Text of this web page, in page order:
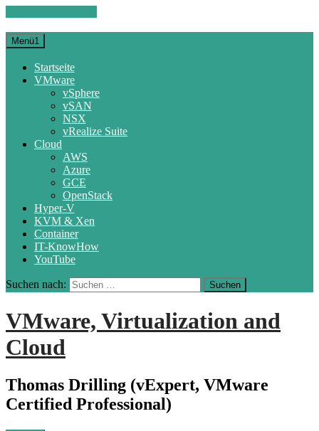
Menü1
Startseite
VMware
vSphere
vSAN
NSX
vRealize Suite
Cloud
AWS
Azure
GCE
OpenStack
Hyper-V
KVM & Xen
Container
IT-KnowHow
YouTube
Suchen nach:
VMware, Virtualization and
Cloud
Thomas Drilling (vExpert, VMware
Certified Professional)